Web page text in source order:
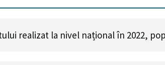
realizat la nivel național în 2022,